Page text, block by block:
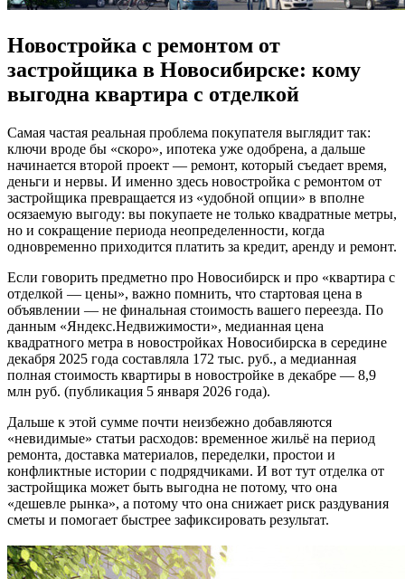
Новостройка с ремонтом от
застройщика в Новосибирске: кому
выгодна квартира с отделкой
Самая частая реальная проблема покупателя выглядит так:
ключи вроде бы «скоро», ипотека уже одобрена, а дальше
начинается второй проект — ремонт, который съедает время,
деньги и нервы. И именно здесь новостройка с ремонтом от
застройщика превращается из «удобной опции» в вполне
осязаемую выгоду: вы покупаете не только квадратные метры,
но и сокращение периода неопределенности, когда
одновременно приходится платить за кредит, аренду и ремонт.
Если говорить предметно про Новосибирск и про «квартира с
отделкой — цены», важно помнить, что стартовая цена в
объявлении — не финальная стоимость вашего переезда. По
данным «Яндекс.Недвижимости», медианная цена
квадратного метра в новостройках Новосибирска в середине
декабря 2025 года составляла 172 тыс. руб., а медианная
полная стоимость квартиры в новостройке в декабре — 8,9
млн руб. (публикация 5 января 2026 года).
Дальше к этой сумме почти неизбежно добавляются
«невидимые» статьи расходов: временное жильё на период
ремонта, доставка материалов, переделки, простои и
конфликтные истории с подрядчиками. И вот тут отделка от
застройщика может быть выгодна не потому, что она
«дешевле рынка», а потому что она снижает риск раздувания
сметы и помогает быстрее зафиксировать результат.